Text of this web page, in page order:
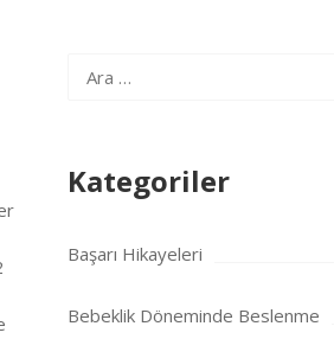
Arama:
Kategoriler
Başarı Hikayeleri
Bebeklik Döneminde Beslenme